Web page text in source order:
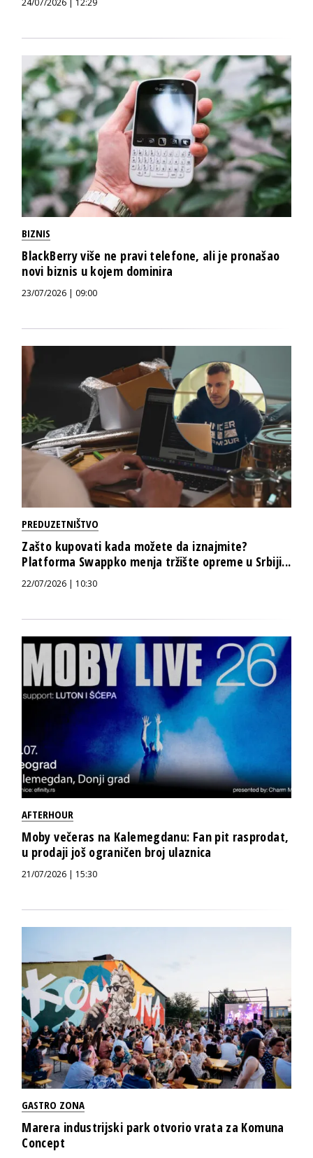
BIZNIS
BlackBerry više ne pravi telefone, ali je pronašao
novi biznis u kojem dominira
23/07/2026 | 09:00
PREDUZETNIŠTVO
Zašto kupovati kada možete da iznajmite?
Platforma Swappko menja tržište opreme u Srbiji...
22/07/2026 | 10:30
AFTERHOUR
Moby večeras na Kalemegdanu: Fan pit rasprodat,
u prodaji još ograničen broj ulaznica
21/07/2026 | 15:30
GASTRO ZONA
Marera industrijski park otvorio vrata za Komuna
Concept